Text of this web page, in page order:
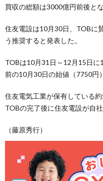
買収の総額は3000億円前後とな
住友電設は10月30日、TOBに
う推奨すると発表した。
TOBは10月31日～12月15日
前の10月30日の始値（7750円
住友電気工業が保有している
TOBの完了後に住友電設が自
（藤原秀行）